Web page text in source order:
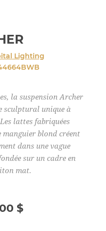
Lighting
la suspension Archer
sculptural unique à
lattes fabriquées
manguier blond créent
dans une vague
sur un cadre en
mat.
$